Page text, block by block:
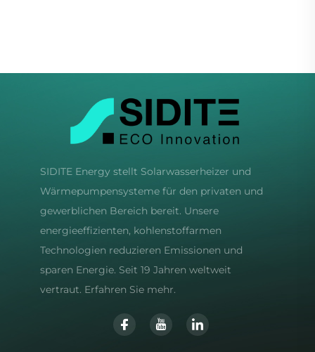
SIDITE Energy stellt Solarwasserheizer und
Wärmepumpensysteme für den privaten und
gewerblichen Bereich bereit. Unsere
energieeffizienten, kohlenstoffarmen
Technologien reduzieren Emissionen und
sparen Energie. Seit 19 Jahren weltweit
vertraut. Erfahren Sie mehr.